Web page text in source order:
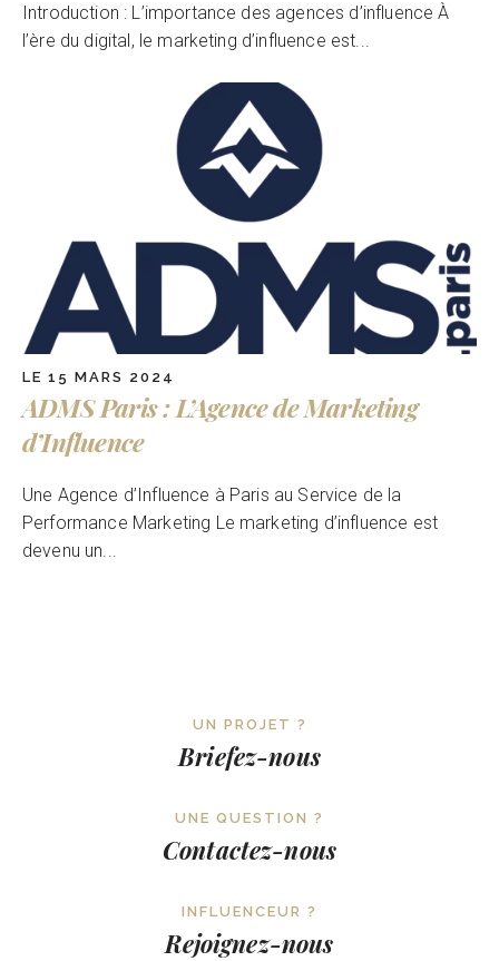
Introduction : L’importance des agences d’influence À
l’ère du digital, le marketing d’influence est...
LE 15 MARS 2024
ADMS Paris : L’Agence de Marketing
d’Influence
Une Agence d’Influence à Paris au Service de la
Performance Marketing Le marketing d’influence est
devenu un...
UN PROJET ?
Briefez-nous
UNE QUESTION ?
Contactez-nous
INFLUENCEUR ?
Rejoignez-nous